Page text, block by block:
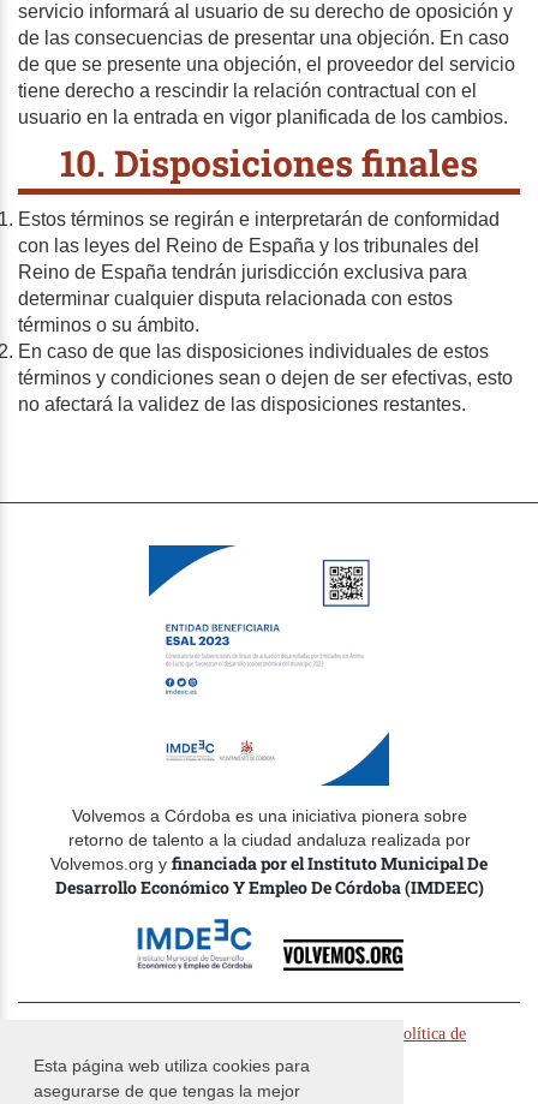
Esta página web utiliza cookies para
asegurarse de que tengas la mejor
servicio informará al usuario de su derecho de oposición y
de las consecuencias de presentar una objeción. En caso
de que se presente una objeción, el proveedor del servicio
tiene derecho a rescindir la relación contractual con el
usuario en la entrada en vigor planificada de los cambios.
10. Disposiciones finales
Estos términos se regirán e interpretarán de conformidad
con las leyes del Reino de España y los tribunales del
Reino de España tendrán jurisdicción exclusiva para
determinar cualquier disputa relacionada con estos
términos o su ámbito.
En caso de que las disposiciones individuales de estos
términos y condiciones sean o dejen de ser efectivas, esto
no afectará la validez de las disposiciones restantes.
Volvemos a Córdoba es una iniciativa pionera sobre
retorno de talento a la ciudad andaluza realizada por
Volvemos.org y financiada por el Instituto Municipal De
Desarrollo Económico Y Empleo De Córdoba (IMDEEC)
Política de
privacidad
Términos y condiciones